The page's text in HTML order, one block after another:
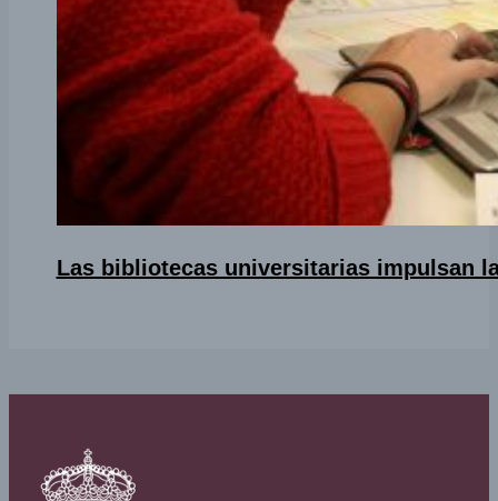
Las bibliotecas universitarias impulsan